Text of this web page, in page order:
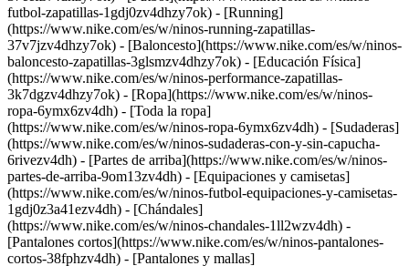
futbol-zapatillas-1gdj0zv4dhzy7ok) - [Running]
(https://www.nike.com/es/w/ninos-running-zapatillas-
37v7jzv4dhzy7ok) - [Baloncesto](https://www.nike.com/es/w/ninos-
baloncesto-zapatillas-3glsmzv4dhzy7ok) - [Educación Física]
(https://www.nike.com/es/w/ninos-performance-zapatillas-
3k7dgzv4dhzy7ok) - [Ropa](https://www.nike.com/es/w/ninos-
ropa-6ymx6zv4dh) - [Toda la ropa]
(https://www.nike.com/es/w/ninos-ropa-6ymx6zv4dh) - [Sudaderas]
(https://www.nike.com/es/w/ninos-sudaderas-con-y-sin-capucha-
6rivezv4dh) - [Partes de arriba](https://www.nike.com/es/w/ninos-
partes-de-arriba-9om13zv4dh) - [Equipaciones y camisetas]
(https://www.nike.com/es/w/ninos-futbol-equipaciones-y-camisetas-
1gdj0z3a41ezv4dh) - [Chándales]
(https://www.nike.com/es/w/ninos-chandales-1ll2wzv4dh) -
[Pantalones cortos](https://www.nike.com/es/w/ninos-pantalones-
cortos-38fphzv4dh) - [Pantalones y mallas]